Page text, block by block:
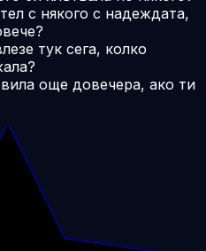
с някого с надеждата,
тук сега, колко
още довечера, ако ти